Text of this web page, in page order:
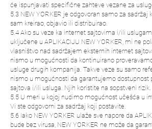
će ispunjavati specifične zahteve vezane za
5.3 NEW YORKER je odgovoran samo za sadržaj
sam kreirao, objavio ili distribuirao.
5.4 Ako su veze ka internet sajtovima i/ili
uključene u APLIKACIJU NEW YORKER, mi ne
vlasništvo nad sadržajem eksternih internet
nismo u mogućnosti da kontinuirano
usluge drugih kompanija. Takve veze su samo
nismo u mogućnosti da garantujemo dostupnost
sajtova i/ili usluga. Njih koristite na sopstveni rizik.
5.5 U meri u kojoj nudimo mogućnost učešća u
Vi ste odgovorni za sadržaj koji postavite.
5.6 Iako NEW YORKER ulaže sve napore da
bude bez virusa, NEW YORKER ne može da